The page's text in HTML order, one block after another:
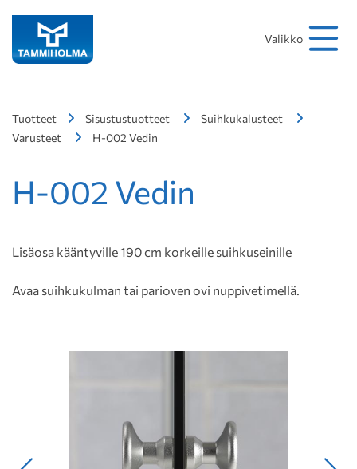
Valikko
Tuotteet Sisustustuotteet
Suihkukalusteet
Varusteet
H-002 Vedin
H-002 Vedin
Lisäosa kääntyville 190 cm korkeille suihkuseinille
Avaa suihkukulman tai parioven ovi nuppivetimellä.